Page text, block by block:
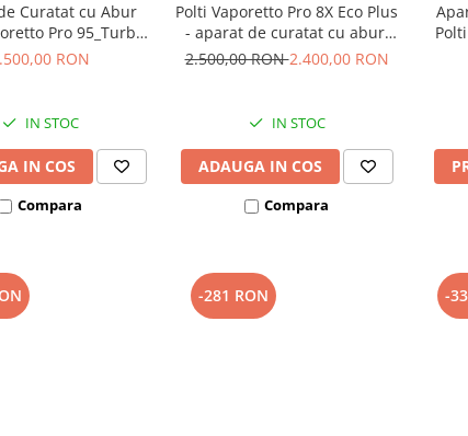
Curatat cu Abur
Pro 95_Turbo
W, Emisie Abur
RON
IN STOC
IN COS
Compara
Polti Vaporetto Pro 8X Eco Plus
- aparat de curatat cu abur,
boiler 5 bar, functie ECO,
2.500,00 RON2.400,00 RON
IN STOC
ADAUGA IN COS
Compara
-281 RON -